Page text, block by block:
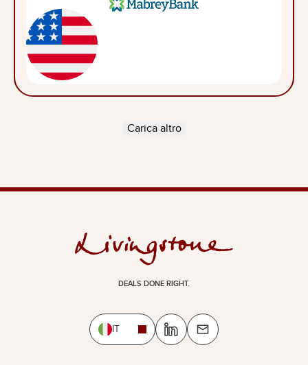
Carica altro
DEALS DONE RIGHT.
IT